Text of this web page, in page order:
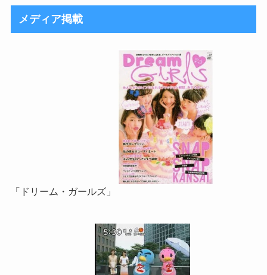
メディア掲載
「ドリーム・ガールズ」